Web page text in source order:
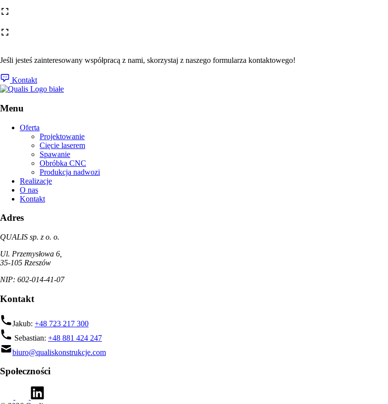
Jeśli jesteś zainteresowany współpracą z nami, skorzystaj z naszego formularza kontaktowego!
Kontakt
Menu
Oferta
Projektowanie
Cięcie laserem
Spawanie
Obróbka CNC
Produkcja nadwozi
Realizacje
O nas
Kontakt
Adres
QUALIS sp. z o. o.
Ul. Przemysłowa 6,
35-105 Rzeszów
NIP: 602-014-41-07
Kontakt
Jakub: +48 723 217 300
Sebastian: +48 881 424 247
biuro@qualiskonstrukcje.com
Społeczności